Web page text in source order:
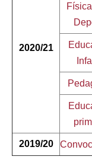
2020/21
2019/20